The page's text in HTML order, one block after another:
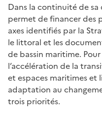
Dans la continuité de
permet de financer des
axes identifiés par la
le littoral et les
de bassin maritime.
l’accélération de la
et espaces maritimes et
adaptation au
trois priorités.